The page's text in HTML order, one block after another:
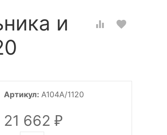
и
Артикул: A104A/1120
21 662 ₽